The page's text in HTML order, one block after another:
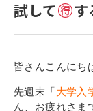
公共職業訓練
試して す
皆さんこんにち
先週末「大学入
ん、お疲れさま